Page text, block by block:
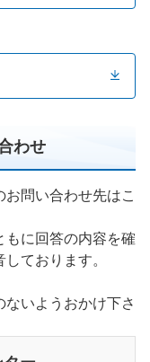
わせ
問い合わせ先はこ
もに回答の内容を確
ております。
いようおかけ下さ